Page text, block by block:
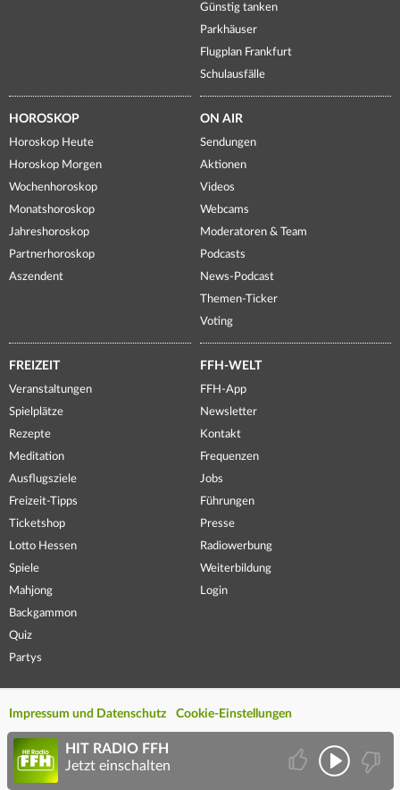
Günstig tanken
Parkhäuser
Flugplan Frankfurt
Schulausfälle
HOROSKOP
Horoskop Heute
Horoskop Morgen
Wochenhoroskop
Monatshoroskop
Jahreshoroskop
Partnerhoroskop
Aszendent
ON AIR
Sendungen
Aktionen
Videos
Webcams
Moderatoren & Team
Podcasts
News-Podcast
Themen-Ticker
Voting
FREIZEIT
Veranstaltungen
Spielplätze
Rezepte
Meditation
Ausflugsziele
Freizeit-Tipps
Ticketshop
Lotto Hessen
Spiele
Mahjong
Backgammon
Quiz
Partys
FFH-WELT
FFH-App
Newsletter
Kontakt
Frequenzen
Jobs
Führungen
Presse
Radiowerbung
Weiterbildung
Login
Impressum und Datenschutz Cookie-Einstellungen
HIT RADIO FFH
Jetzt einschalten